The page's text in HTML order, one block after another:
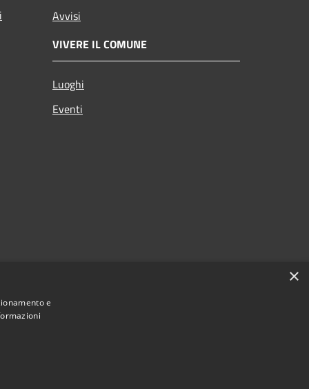
Avvisi
VIVERE IL COMUNE
Luoghi
Eventi
×
e